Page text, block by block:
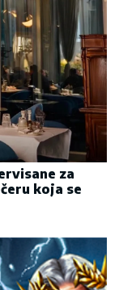
za
koja se